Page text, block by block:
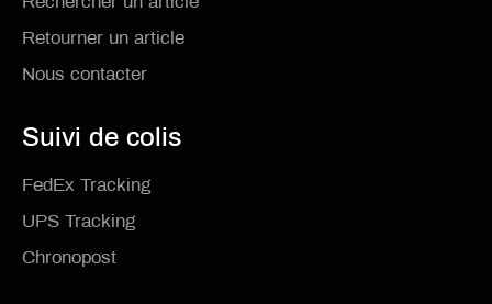
Retourner un article
Nous contacter
Suivi de colis
FedEx Tracking
UPS Tracking
Chronopost